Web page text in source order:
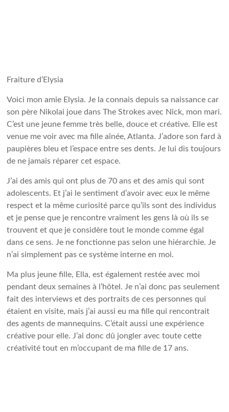
Fraiture d’Elysia
Voici mon amie Elysia. Je la connais depuis sa naissance car
son père Nikolai joue dans The Strokes avec Nick, mon mari.
C’est une jeune femme très belle, douce et créative. Elle est
venue me voir avec ma fille aînée, Atlanta. J’adore son fard à
paupières bleu et l’espace entre ses dents. Je lui dis toujours
de ne jamais réparer cet espace.
J’ai des amis qui ont plus de 70 ans et des amis qui sont
adolescents. Et j’ai le sentiment d’avoir avec eux le même
respect et la même curiosité parce qu’ils sont des individus
et je pense que je rencontre vraiment les gens là où ils se
trouvent et que je considère tout le monde comme égal
dans ce sens. Je ne fonctionne pas selon une hiérarchie. Je
n’ai simplement pas ce système interne en moi.
Ma plus jeune fille, Ella, est également restée avec moi
pendant deux semaines à l’hôtel. Je n’ai donc pas seulement
fait des interviews et des portraits de ces personnes qui
étaient en visite, mais j’ai aussi eu ma fille qui rencontrait
des agents de mannequins. C’était aussi une expérience
créative pour elle. J’ai donc dû jongler avec toute cette
créativité tout en m’occupant de ma fille de 17 ans.